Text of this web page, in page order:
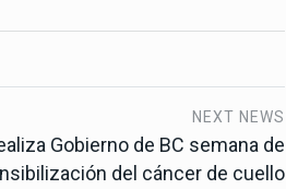
NEXT NEWS
Gobierno de BC semana de
del cáncer de cuello